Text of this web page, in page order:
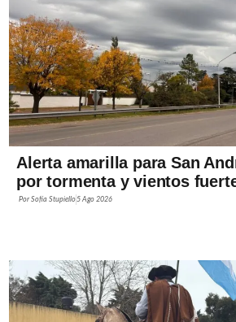
Alerta amarilla para San
por tormenta y vientos
PorSofía Stupiello5 Ago 2026